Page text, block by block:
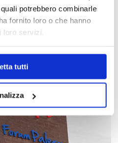
potrebbero combinarle
fornito loro o che hanno
loro servizi.
tutti